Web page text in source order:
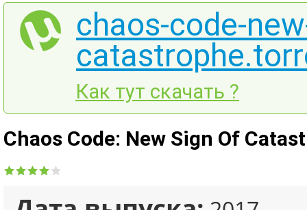
chaos-code-
Как тут скачать ?
Chaos Code: New Sign Of